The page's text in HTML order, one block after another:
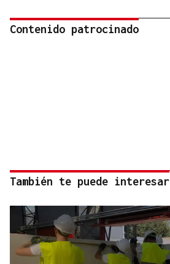
Contenido patrocinado
También te puede interesar